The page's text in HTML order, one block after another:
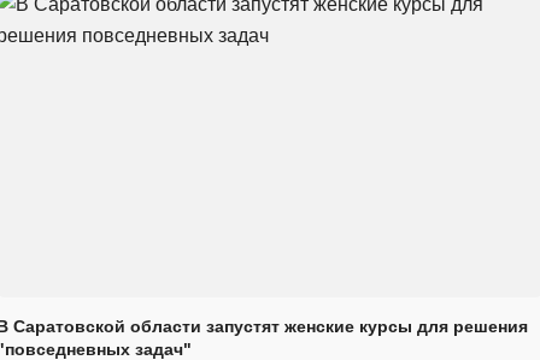
Саратовской области запустят женские курсы для решения
задач"